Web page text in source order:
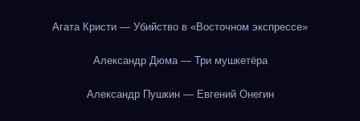
Агата Кристи — Убийство в «Восточном экспрессе»
Александр Дюма — Три мушкетёра
Александр Пушкин — Евгений Онегин